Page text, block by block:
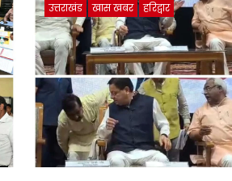
उत्तराखंड खास खबर हरिद्वार